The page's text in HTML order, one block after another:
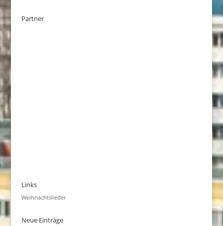
Partner
Links
Weihnachtslieder
Neue Einträge